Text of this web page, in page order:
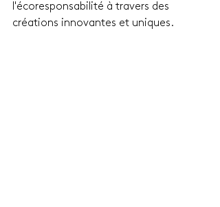
l'écoresponsabilité à travers des
créations innovantes et uniques.